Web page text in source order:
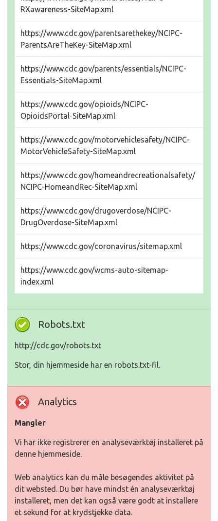
RXawareness-SiteMap.xml
https://www.cdc.gov/parentsarethekey/NCIPC-
ParentsAreTheKey-SiteMap.xml
https://www.cdc.gov/parents/essentials/NCIPC-
Essentials-SiteMap.xml
https://www.cdc.gov/opioids/NCIPC-
OpioidsPortal-SiteMap.xml
https://www.cdc.gov/motorvehiclesafety/NCIPC-
MotorVehicleSafety-SiteMap.xml
https://www.cdc.gov/homeandrecreationalsafety/
NCIPC-HomeandRec-SiteMap.xml
https://www.cdc.gov/drugoverdose/NCIPC-
DrugOverdose-SiteMap.xml
https://www.cdc.gov/coronavirus/sitemap.xml
https://www.cdc.gov/wcms-auto-sitemap-
index.xml
Robots.txt
http://cdc.gov/robots.txt
Stor, din hjemmeside har en robots.txt-fil.
Analytics
Mangler
Vi har ikke registrerer en analyseværktøj installeret på
denne hjemmeside.
Web analytics kan du måle besøgendes aktivitet på
dit websted. Du bør have mindst én analyseværktøj
installeret, men det kan også være godt at installere
et sekund for at krydstjekke data.